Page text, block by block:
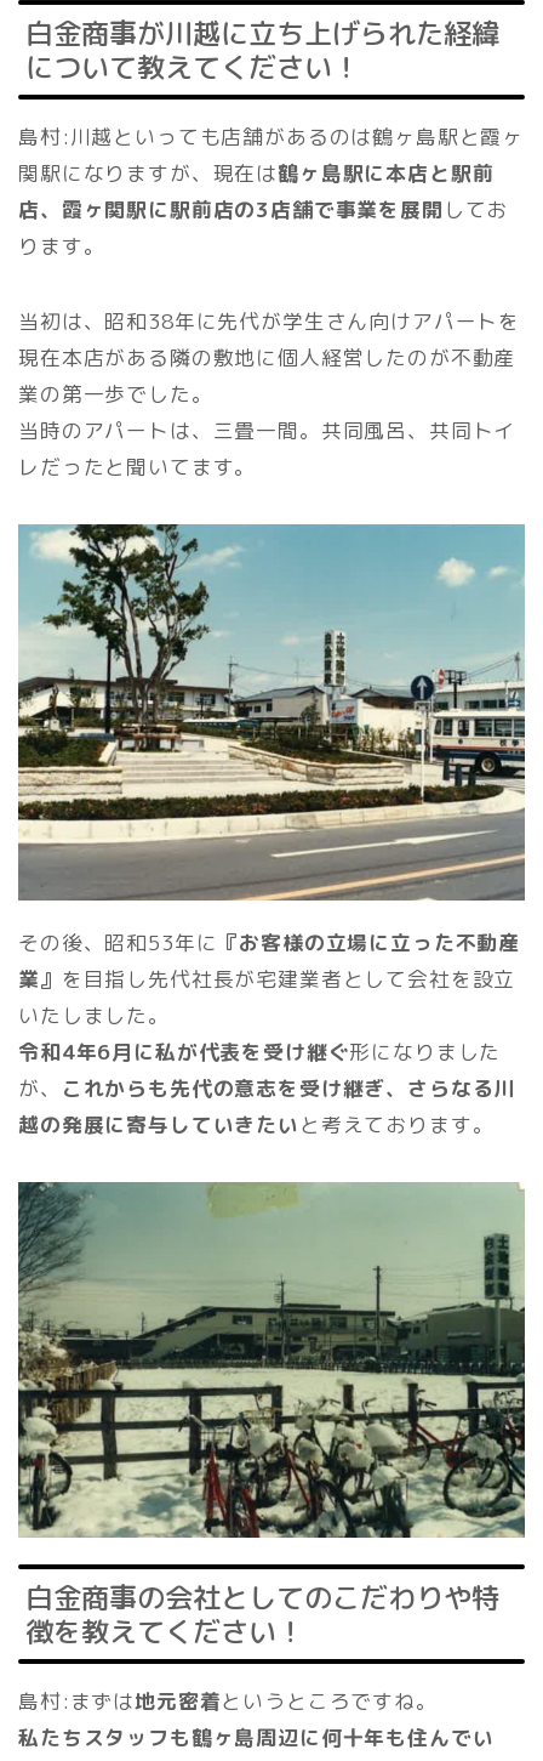
白金商事が川越に立ち上げられた経緯
について教えてください！
島村:川越といっても店舗があるのは鶴ヶ島駅と霞ヶ
関駅になりますが、現在は鶴ヶ島駅に本店と駅前
店、霞ヶ関駅に駅前店の3店舗で事業を展開 してお
ります。
当初は、昭和38年に先代が学生さん向けアパートを
現在本店がある隣の敷地に個人経営したのが不動産
業の第一歩でした。
当時のアパートは、三畳一間。共同風呂、共同トイ
レだったと聞いてます。
その後、昭和53年に 『お客様の立場に立った不動産
業』 を目指し先代社長が宅建業者として会社を設立
いたしました。
令和4年6月に私が代表を受け継ぐ形になりました
が、
これからも先代の意志を受け継ぎ、さらなる川
越の発展に寄与していきたいと考えております。
白金商事の会社としてのこだわりや特
徴を教えてください！
島村:まずは地元密着というところですね。
私たちスタッフも鶴ヶ島周辺に何十年も住んでい